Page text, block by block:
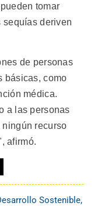
tomar
sequías deriven
de personas
básicas, como
médica.
a las personas
recurso
afirmó.
Sostenible,